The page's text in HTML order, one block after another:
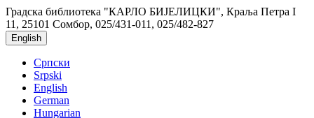
Градска библиотека "КАРЛО БИЈЕЛИЦКИ", Краља Петра I
11, 25101 Сомбор, 025/431-011, 025/482-827
English
Српски
Srpski
English
German
Hungarian